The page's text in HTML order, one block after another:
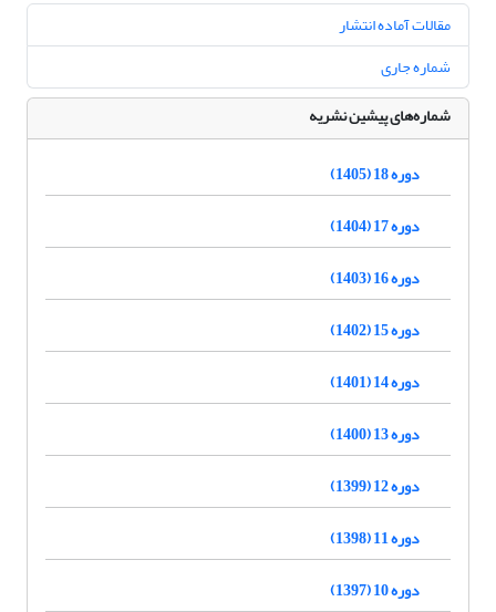
مقالات آماده انتشار
شماره جاری
شماره‌های پیشین نشریه
دوره 18 (1405)
دوره 17 (1404)
دوره 16 (1403)
دوره 15 (1402)
دوره 14 (1401)
دوره 13 (1400)
دوره 12 (1399)
دوره 11 (1398)
دوره 10 (1397)